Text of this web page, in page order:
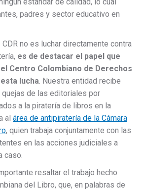
padres y sector educativo en
no es luchar directamente contra
es de destacar el papel que
Centro Colombiano de Derechos
lucha. Nuestra entidad recibe
de las editoriales por
a la piratería de libros en la
al área de antipiratería de la Cámara
, quien trabaja conjuntamente con las
en las acciones judiciales a
caso.
resaltar el trabajo hecho
del Libro, que, en palabras de